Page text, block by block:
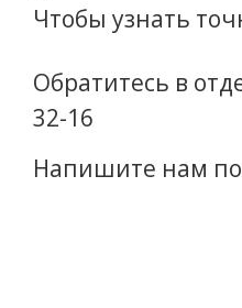
Чтобы узнать
Обратитесь в
32-16
Напишите нам